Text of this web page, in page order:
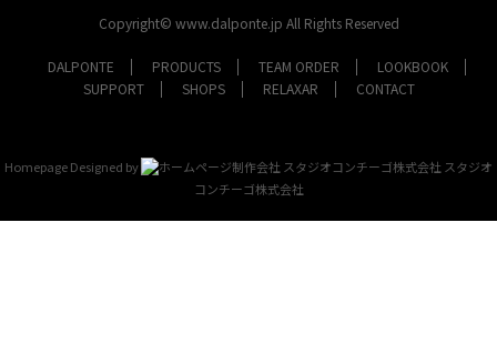
Copyright© www.dalponte.jp All Rights Reserved
DALPONTE PRODUCTS TEAM ORDER
LOOKBOOK
SUPPORT
SHOPS RELAXAR CONTACT
Homepage Designed by
スタジオ
コンチーゴ株式会社